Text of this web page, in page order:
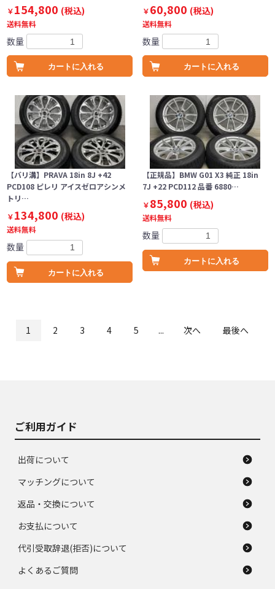
￥154,800 (税込)
送料無料
数量
カートに入れる
￥60,800 (税込)
送料無料
数量
カートに入れる
【バリ溝】PRAVA 18in 8J +42
PCD108 ピレリ アイスゼロアシンメ
トリ…
￥134,800 (税込)
送料無料
数量
カートに入れる
【正規品】BMW G01 X3 純正 18in
7J +22 PCD112 品番 6880…
￥85,800 (税込)
送料無料
数量
カートに入れる
1 2 3 4 5 ... 次へ 最後へ
ご利用ガイド
出荷について
マッチングについて
返品・交換について
お支払について
代引受取辞退(拒否)について
よくあるご質問